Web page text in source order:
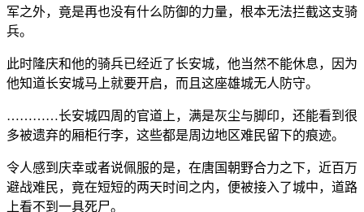
军之外，竟是再也没有什么防御的力量，根本无法拦截这支骑
兵。
此时隆庆和他的骑兵已经近了长安城，他当然不能休息，因为
他知道长安城马上就要开启，而且这座雄城无人防守。
…………长安城四周的官道上，满是灰尘与脚印，还能看到很
多被遗弃的厢柜行李，这些都是周边地区难民留下的痕迹。
令人感到庆幸或者说佩服的是，在唐国朝野合力之下，近百万
避战难民，竟在短短的两天时间之内，便被接入了城中，道路
上看不到一具死尸。